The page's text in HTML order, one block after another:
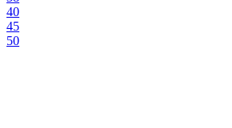
40
45
50